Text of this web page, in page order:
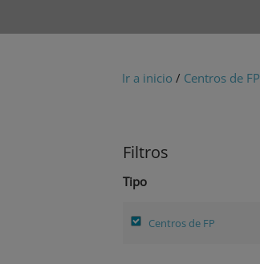
Ir a inicio / Centros de FP
Filtros
Tipo
Centros de FP